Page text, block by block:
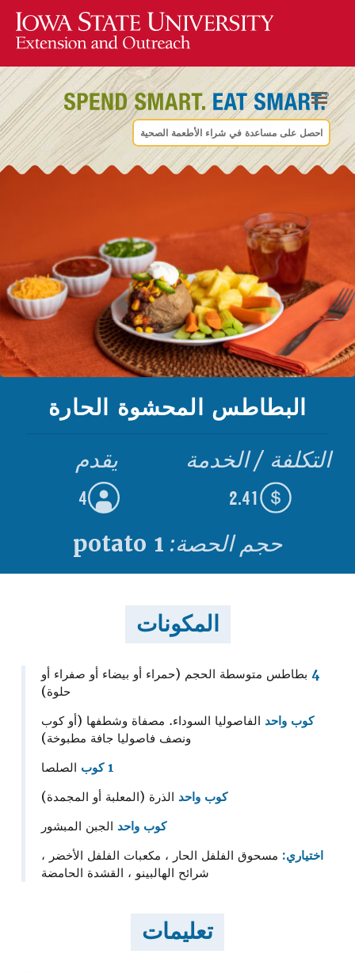
احصل على مساعدة في شراء الأطعمة الصحية
البطاطس المحشوة الحارة
يقدم
4
التكلفة / الخدمة
2.41
حجم الحصة: 1 potato
المكونات
4 بطاطس متوسطة الحجم (حمراء أو بيضاء أو صفراء أو
حلوة)
كوب واحد الفاصوليا السوداء. مصفاة وشطفها (أو كوب
ونصف فاصوليا جافة مطبوخة)
1 كوب
الصلصا
كوب واحد الذرة (المعلبة أو المجمدة)
كوب واحد الجبن المبشور
اختياري: مسحوق الفلفل الحار ، مكعبات الفلفل الأخضر ،
شرائح الهالبينو ، القشدة الحامضة
تعليمات